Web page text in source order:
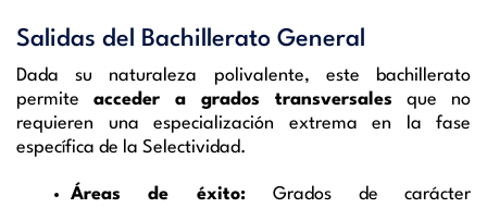
Salidas del Bachillerato General
Dada su naturaleza polivalente, este bachillerato
permite acceder a grados transversales que no
requieren una especialización extrema en la fase
específica de la Selectividad.
Áreas de éxito:Grados de carácter